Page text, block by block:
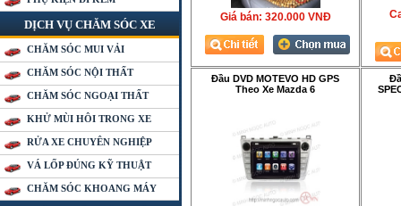
DỊCH VỤ CHĂM SÓC XE
CHĂM SÓC MUI VẢI
CHĂM SÓC NỘI THẤT
CHĂM SÓC NGOẠI THẤT
KHỬ MÙI HÔI TRONG XE
RỬA XE CHUYÊN NGHIỆP
VÁ LỐP ĐÚNG KỸ THUẬT
CHĂM SÓC KHOANG MÁY
Giá bán: 320.000 VNÐ
Đầu DVD MOTEVO HD GPS
Theo Xe Mazda 6